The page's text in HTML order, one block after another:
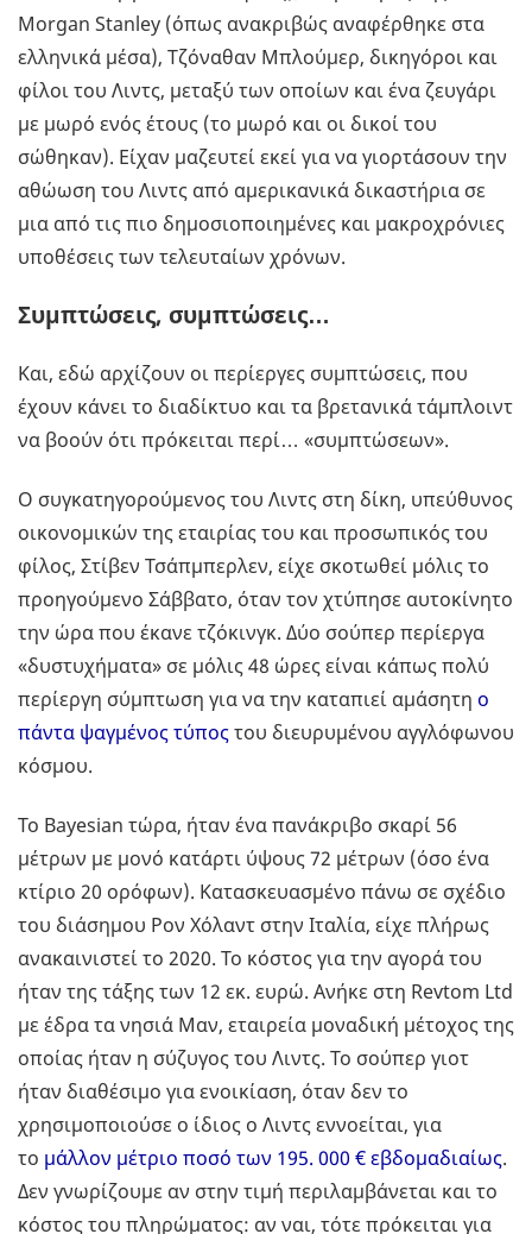
Morgan Stanley (όπως ανακριβώς αναφέρθηκε στα
ελληνικά μέσα), Τζόναθαν Μπλούμερ, δικηγόροι και
φίλοι του Λιντς, μεταξύ των οποίων και ένα ζευγάρι
με μωρό ενός έτους (το μωρό και οι δικοί του
σώθηκαν). Είχαν μαζευτεί εκεί για να γιορτάσουν την
αθώωση του Λιντς από αμερικανικά δικαστήρια σε
μια από τις πιο δημοσιοποιημένες και μακροχρόνιες
υποθέσεις των τελευταίων χρόνων.
Συμπτώσεις, συμπτώσεις…
Και, εδώ αρχίζουν οι περίεργες συμπτώσεις, που
έχουν κάνει το διαδίκτυο και τα βρετανικά τάμπλοιντ
να βοούν ότι πρόκειται περί… «συμπτώσεων».
Ο συγκατηγορούμενος του Λιντς στη δίκη, υπεύθυνος
οικονομικών της εταιρίας του και προσωπικός του
φίλος, Στίβεν Τσάπμπερλεν, είχε σκοτωθεί μόλις το
προηγούμενο Σάββατο, όταν τον χτύπησε αυτοκίνητο
την ώρα που έκανε τζόκινγκ. Δύο σούπερ περίεργα
«δυστυχήματα» σε μόλις 48 ώρες είναι κάπως πολύ
περίεργη σύμπτωση για να την καταπιεί αμάσητη ο
πάντα ψαγμένος τύποςτου διευρυμένου αγγλόφωνου
κόσμου.
Το Bayesian τώρα, ήταν ένα πανάκριβο σκαρί 56
μέτρων με μονό κατάρτι ύψους 72 μέτρων (όσο ένα
κτίριο 20 ορόφων). Κατασκευασμένο πάνω σε σχέδιο
του διάσημου Ρον Χόλαντ στην Ιταλία, είχε πλήρως
ανακαινιστεί το 2020. Το κόστος για την αγορά του
ήταν της τάξης των 12 εκ. ευρώ. Ανήκε στη Revtom Ltd
με έδρα τα νησιά Μαν, εταιρεία μοναδική μέτοχος της
οποίας ήταν η σύζυγος του Λιντς. Το σούπερ γιοτ
ήταν διαθέσιμο για ενοικίαση, όταν δεν το
χρησιμοποιούσε ο ίδιος ο Λιντς εννοείται, για
το μάλλον μέτριο ποσό των 195. 000 € εβδομαδιαίως.
Δεν γνωρίζουμε αν στην τιμή περιλαμβάνεται και το
κόστος του πληρώματος: αν ναι, τότε πρόκειται για